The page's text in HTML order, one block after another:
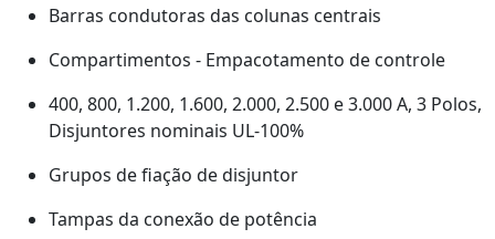
Barras condutoras das colunas centrais
Compartimentos - Empacotamento de controle
400, 800, 1.200, 1.600, 2.000, 2.500 e 3.000 A, 3 Polos,
Disjuntores nominais UL-100%
Grupos de fiação de disjuntor
Tampas da conexão de potência